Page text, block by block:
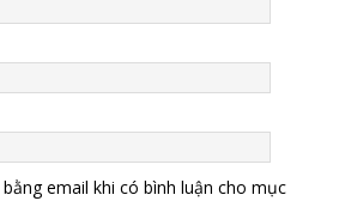
email khi có bình luận cho mục